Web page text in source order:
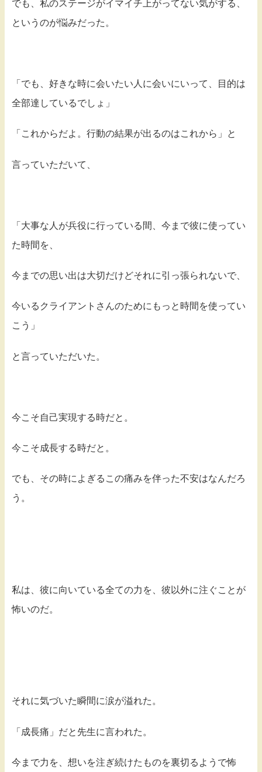
でも、私のステージがイマイチ上がってない気がする、
というのが悩みだった。
「でも、好きな時に会いたい人に会いにいって、目的は
全部達しているでしょ」
「これからだよ。行動の結果が出るのはこれから」と
言っていただいて、
「大事な人が兵役に行っている間、今まで彼に使ってい
た時間を、
今までの思い出は大切だけどそれに引っ張られないで、
今いるクライアントさんのためにもっと時間を使ってい
こう」
と言っていただいた。
今こそ自己実現する時だと。
今こそ成長する時だと。
でも、その時によぎるこの痛みを伴った不安はなんだろ
う。
私は、彼に向いている全ての力を、彼以外に注ぐことが
怖いのだ。
それに気づいた瞬間に涙が溢れた。
「成長痛」だと先生に言われた。
今まで力を、想いを注ぎ続けたものを裏切るようで怖